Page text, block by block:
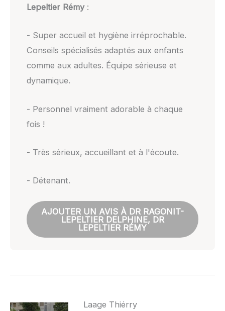
Lepeltier Rémy:
- Super accueil et hygiène irréprochable.
Conseils spécialisés adaptés aux enfants
comme aux adultes. Équipe sérieuse et
dynamique.
- Personnel vraiment adorable à chaque
fois !
- Très sérieux, accueillant et à l'écoute.
- Détenant.
AJOUTER UN AVIS À DR RAGONIT-
LEPELTIER DELPHINE, DR
LEPELTIER RÉMY
Laage Thiérry